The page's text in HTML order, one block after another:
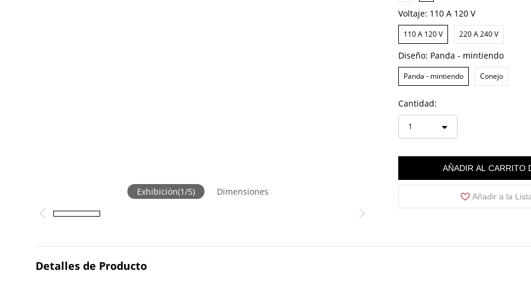
Exhibición(1/5) Dimensiones
Voltaje: 110 A 120 V
110 A 120 V 220 A 240 V
Diseño: Panda - mintiendo
Panda - mintiendo Conejo
Cantidad:
1
AÑADIR AL CARRITO
Añadir a la
Detalles de Producto